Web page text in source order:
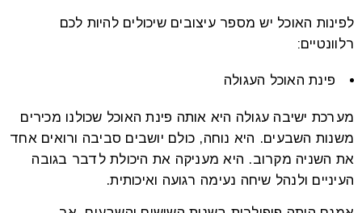
לפינות האוכל יש מספר עיצובים שיכולים להיות לכם
רלוונטיים:
פינת האוכל העגולה
מערכת ישיבה עגולה היא אותה פינת האוכל שכולנו מכירים
משנות השבעים. היא נוחה, כולם יושבים סביבה ורואים אחד
את השניה מקרוב. היא מעניקה את היכולת לדבר בגובה
העיניים ולנהל שיחה נעימה רגועה ואיכותית.